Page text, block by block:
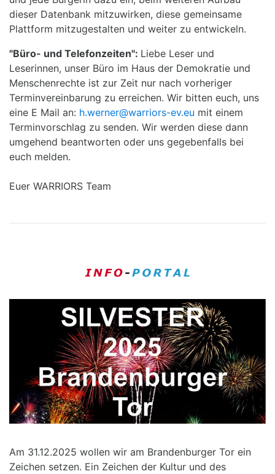
dieser Datenbank mitzuwirken, diese gemeinsame
Plattform mitzugestalten und weiter zu entwickeln.
"Büro- und Telefonzeiten": Liebe Leser und
Leserinnen, unser Büro im Haus der Demokratie und
Menschenrechte ist zur Zeit nur nach vorheriger
Terminvereinbarung zu erreichen. Wir bitten euch, uns
eine E Mail an: h.werner@warriors-ev.eu mit einem
Terminvorschlag zu senden. Wir werden diese dann
umgehend beantworten oder uns gegebenfalls bei
euch melden.
Euer WARRIORS Team
Am 31.12.2025 wollen wir am Brandenburger Tor ein
Zeichen setzen. Ein Zeichen der Kultur und des